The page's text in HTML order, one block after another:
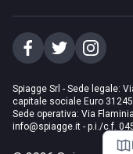
Spiagge Srl - Sede legale:
capitale sociale Euro
Sede operativa: Via
info@spiagge.it - p.i./c.f.